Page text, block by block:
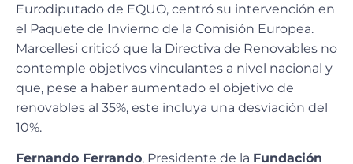
Eurodiputado de EQUO, centró su intervención en
el Paquete de Invierno de la Comisión Europea.
Marcellesi criticó que la Directiva de Renovables no
contemple objetivos vinculantes a nivel nacional y
que, pese a haber aumentado el objetivo de
renovables al 35%, este incluya una desviación del
10%.
Fernando Ferrando, Presidente de la Fundación